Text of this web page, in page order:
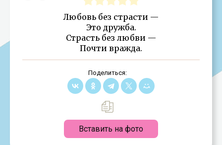
Любовь без страсти —
Это дружба.
Страсть без любви —
Почти вражда.
Поделиться:
Вставить на фото